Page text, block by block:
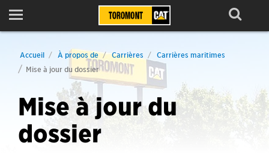
Menu
Accueil À propos de Carrières
Carrières maritimes
Mise à jour du dossier
Mise à jour du
dossier